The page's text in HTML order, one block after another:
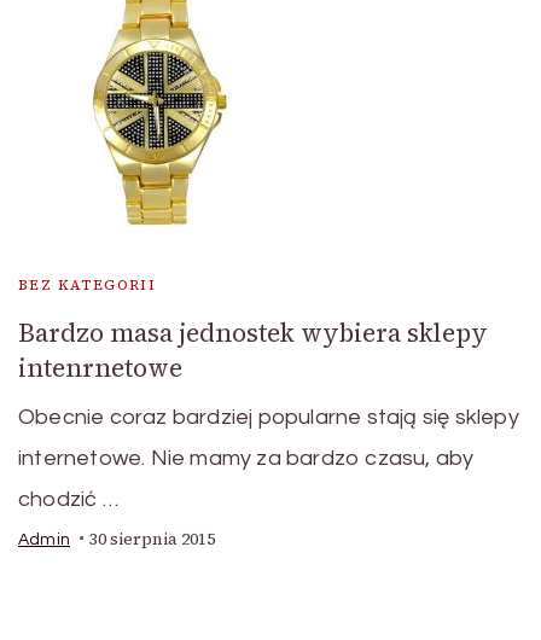
BEZ KATEGORII
Bardzo masa jednostek wybiera sklepy
intenrnetowe
Obecnie coraz bardziej popularne stają się sklepy
internetowe. Nie mamy za bardzo czasu, aby
chodzić …
Admin 30 sierpnia 2015